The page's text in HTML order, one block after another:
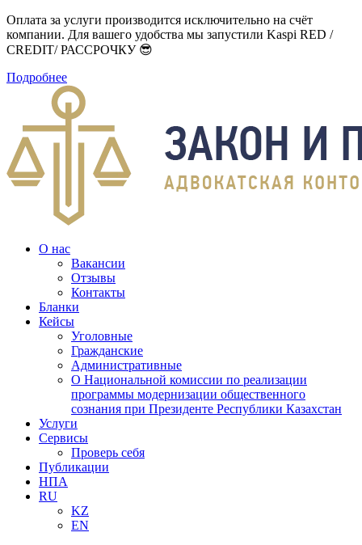
Оплата за услуги производится исключительно на счёт
компании. Для вашего удобства мы запустили Kaspi RED /
CREDIT/ РАССРОЧКУ 😎
Подробнее
О нас
Вакансии
Отзывы
Контакты
Бланки
Кейсы
Уголовные
Гражданские
Административные
О Национальной комиссии по реализации
программы модернизации общественного
сознания при Президенте Республики Казахстан
Услуги
Сервисы
Проверь себя
Публикации
НПА
RU
KZ
EN